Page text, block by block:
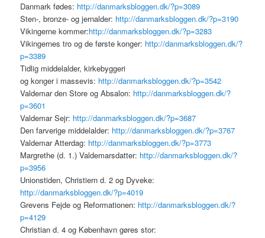
Danmark fødes: http://danmarksbloggen.dk/?p=3089
Sten-, bronze- og jernalder: http://danmarksbloggen.dk/?p=3190
Vikingerne kommer:http://danmarksbloggen.dk/?p=3283
Vikingernes tro og de første konger: http://danmarksbloggen.dk/?
p=3389
Tidlig middelalder, kirkebyggeri
og konger i massevis: http://danmarksbloggen.dk/?p=3542
Valdemar den Store og Absalon: http://danmarksbloggen.dk/?
p=3601
Valdemar Sejr: http://danmarksbloggen.dk/?p=3687
Den farverige middelalder: http://danmarksbloggen.dk/?p=3767
Valdemar Atterdag: http://danmarksbloggen.dk/?p=3773
Margrethe (d. 1.) Valdemarsdatter: http://danmarksbloggen.dk/?
p=3956
Unionstiden, Christiern d. 2 og Dyveke:
http://danmarksbloggen.dk/?p=4019
Grevens Fejde og Reformationen: http://danmarksbloggen.dk/?
p=4129
Christian d. 4 og København gøres stor: